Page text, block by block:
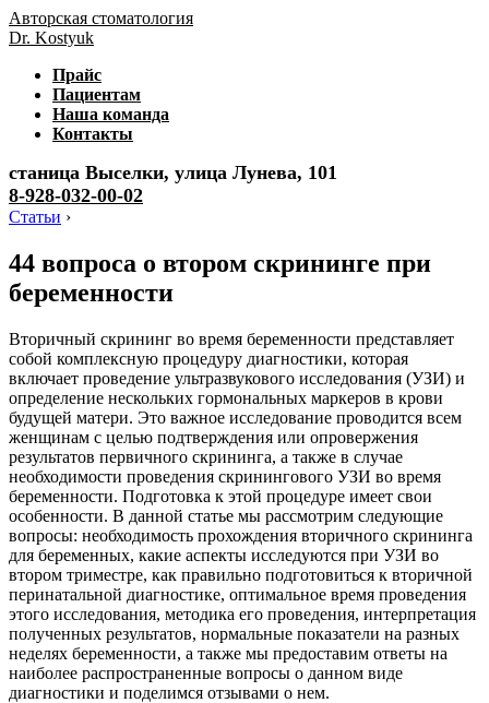
Авторская стоматология
Dr. Kostyuk
Прайс
Пациентам
Наша команда
Контакты
станица Выселки, улица Лунева, 101
8-928-032-00-02
Статьи ›
44 вопроса о втором скрининге при
беременности
Вторичный скрининг во время беременности представляет
собой комплексную процедуру диагностики, которая
включает проведение ультразвукового исследования (УЗИ) и
определение нескольких гормональных маркеров в крови
будущей матери. Это важное исследование проводится всем
женщинам с целью подтверждения или опровержения
результатов первичного скрининга, а также в случае
необходимости проведения скринингового УЗИ во время
беременности. Подготовка к этой процедуре имеет свои
особенности. В данной статье мы рассмотрим следующие
вопросы: необходимость прохождения вторичного скрининга
для беременных, какие аспекты исследуются при УЗИ во
втором триместре, как правильно подготовиться к вторичной
перинатальной диагностике, оптимальное время проведения
этого исследования, методика его проведения, интерпретация
полученных результатов, нормальные показатели на разных
неделях беременности, а также мы предоставим ответы на
наиболее распространенные вопросы о данном виде
диагностики и поделимся отзывами о нем.